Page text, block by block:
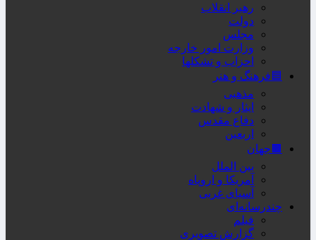
رهبر انقلاب
دولت
مجلس
وزارت امور خارجه
احزاب و تشکلها
🟦فرهنگ و هنر
مذهبی
ایثار و شهادت
دفاع مقدس
اربعین
🟫جهان
بین الملل
آمریکا و اروپاه
آسیای غربی
چندرسانه‌ای
فیلم
گزارش تصویری